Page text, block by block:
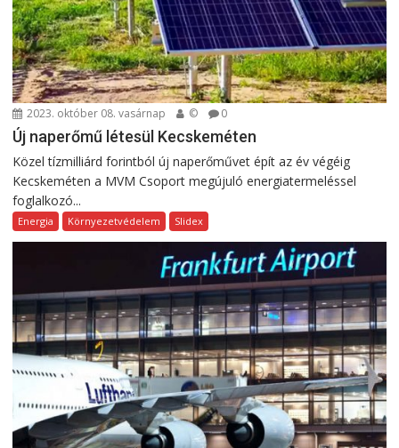
2023. október 08. vasárnap © 0
Új naperőmű létesül Kecskeméten
Közel tízmilliárd forintból új naperőművet épít az év végéig
Kecskeméten a MVM Csoport megújuló energiatermeléssel
foglalkozó...
Energia Környezetvédelem Slidex